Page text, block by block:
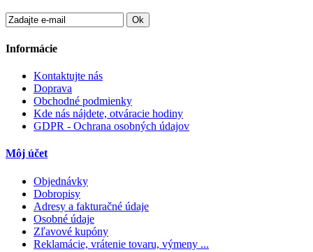
Ok
Informácie
Kontaktujte nás
Doprava
Obchodné podmienky
Kde nás nájdete, otváracie hodiny
GDPR - Ochrana osobných údajov
Môj účet
Objednávky
Dobropisy
Adresy a fakturačné údaje
Osobné údaje
Zľavové kupóny
Reklamácie, vrátenie tovaru, výmeny ...